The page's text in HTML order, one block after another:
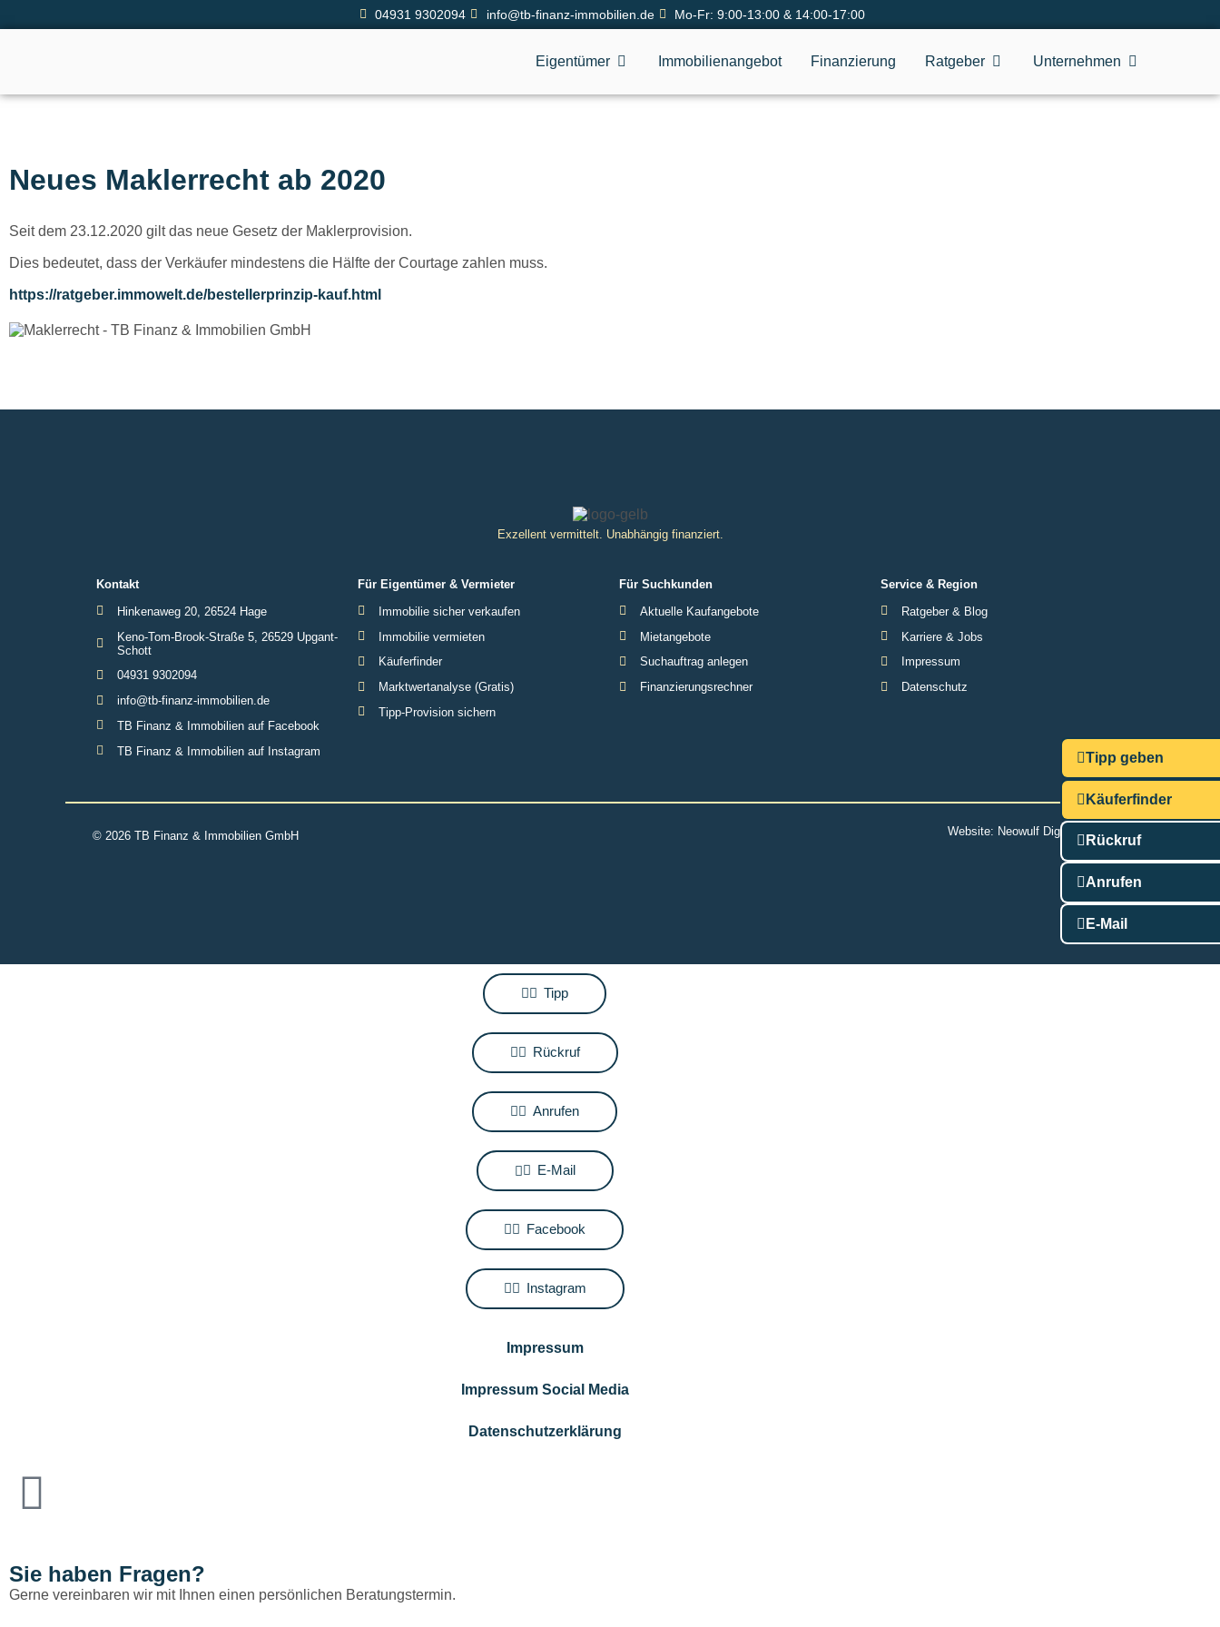
04931 9302094 info@tb-finanz-immobilien.de Mo-Fr: 9:00-13:00 & 14:00-17:00
Eigentümer Immobilienangebot Finanzierung Ratgeber Unternehmen
Tipp geben
Käuferfinder
Rückruf
Anrufen
E-Mail
Neues Maklerrecht ab 2020
Seit dem 23.12.2020 gilt das neue Gesetz der Maklerprovision.
Dies bedeutet, dass der Verkäufer mindestens die Hälfte der Courtage zahlen muss.
https://ratgeber.immowelt.de/bestellerprinzip-kauf.html
Exzellent vermittelt. Unabhängig finanziert.
Kontakt
Hinkenaweg 20, 26524 Hage
Keno-Tom-Brook-Straße 5, 26529 Upgant-
Schott
04931 9302094
info@tb-finanz-immobilien.de
TB Finanz & Immobilien auf Facebook
TB Finanz & Immobilien auf Instagram
Für Eigentümer & Vermieter
Immobilie sicher verkaufen
Immobilie vermieten
Käuferfinder
Marktwertanalyse (Gratis)
Tipp-Provision sichern
Für Suchkunden
Aktuelle Kaufangebote
Mietangebote
Suchauftrag anlegen
Finanzierungsrechner
Service & Region
Ratgeber & Blog
Karriere & Jobs
Impressum
Datenschutz
© 2026 TB Finanz & Immobilien GmbH Website: Neowulf Digitalmarketing
Tipp
Rückruf
Anrufen
E-Mail
Facebook
Instagram
Impressum
Impressum Social Media
Datenschutzerklärung
Sie haben Fragen?
Gerne vereinbaren wir mit Ihnen einen persönlichen Beratungstermin.